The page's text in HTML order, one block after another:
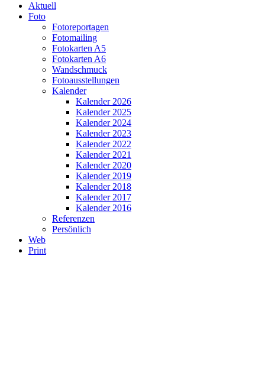
Aktuell
Foto
Fotoreportagen
Fotomailing
Fotokarten A5
Fotokarten A6
Wandschmuck
Fotoausstellungen
Kalender
Kalender 2026
Kalender 2025
Kalender 2024
Kalender 2023
Kalender 2022
Kalender 2021
Kalender 2020
Kalender 2019
Kalender 2018
Kalender 2017
Kalender 2016
Referenzen
Persönlich
Web
Print